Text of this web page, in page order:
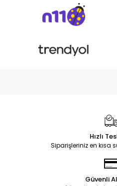
Hızlı
Siparişleriniz en kısa
Güvenli